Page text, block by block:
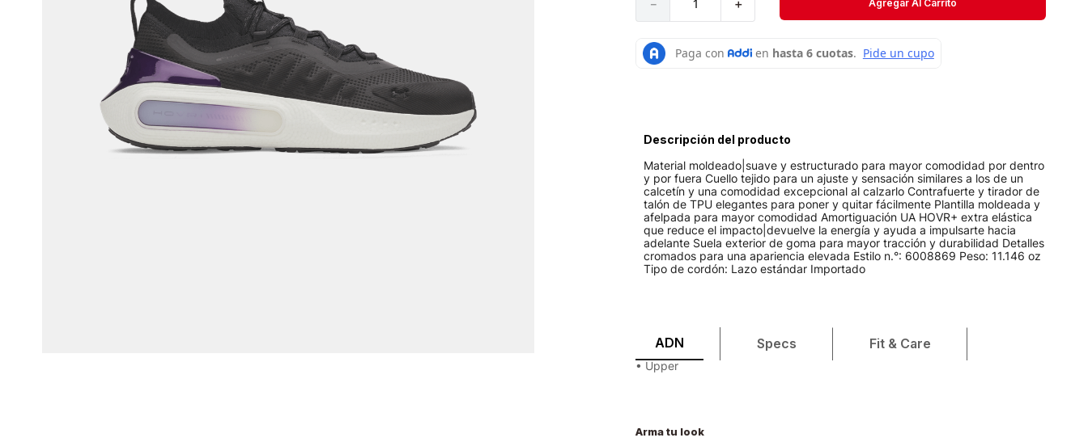
＋
－ Agregar Al Carrito
Descripción del producto
Material moldeado|suave y estructurado para mayor comodidad por dentro
y por fuera Cuello tejido para un ajuste y sensación similares a los de un
calcetín y una comodidad excepcional al calzarlo Contrafuerte y tirador de
talón de TPU elegantes para poner y quitar fácilmente Plantilla moldeada y
afelpada para mayor comodidad Amortiguación UA HOVR+ extra elástica
que reduce el impacto|devuelve la energía y ayuda a impulsarte hacia
adelante Suela exterior de goma para mayor tracción y durabilidad Detalles
cromados para una apariencia elevada Estilo n.°: 6008869 Peso: 11.146 oz
Tipo de cordón: Lazo estándar Importado
ADN Specs Fit & Care
• Upper
Arma tu look